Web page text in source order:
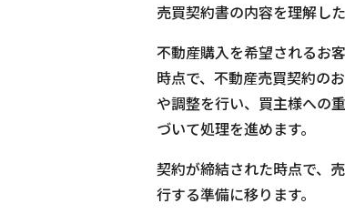
売買契約書の内容を理解し
不動産購入を希望されるお
時点で、不動産売買契約の
や調整を行い、買主様への
づいて処理を進めます。
契約が締結された時点で、
行する準備に移ります。